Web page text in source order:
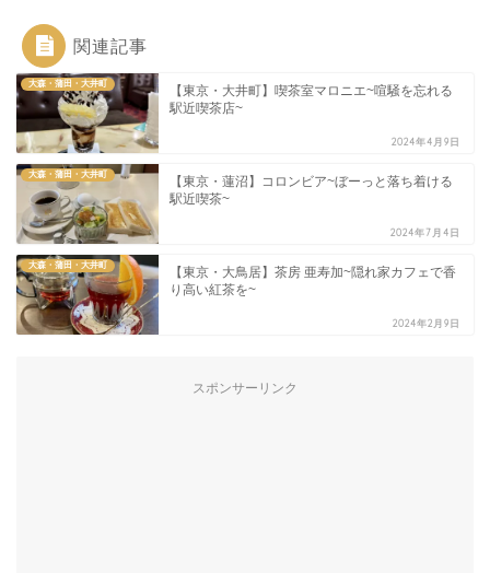
関連記事
大森・蒲田・大井町
【東京・大井町】喫茶室マロニエ~喧騒を忘れる
駅近喫茶店~
2024年4月9日
大森・蒲田・大井町
【東京・蓮沼】コロンビア~ぼーっと落ち着ける
駅近喫茶~
2024年7月4日
大森・蒲田・大井町
【東京・大鳥居】茶房 亜寿加~隠れ家カフェで香
り高い紅茶を~
2024年2月9日
スポンサーリンク